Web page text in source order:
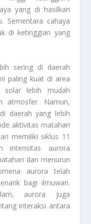
yang di hasilkan
Sementara cahaya
di ketinggian yang
sering di daerah
paling kuat di area
solar lebih mudah
atmosfer. Namun,
daerah yang lebih
aktivitas matahari
memiliki siklus 11
intensitas aurora
dan menurun
aurora telah
bagi ilmuwan.
aurora juga
interaksi antara